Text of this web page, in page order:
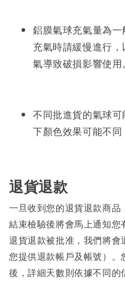
鋁膜氣球充氣量為
充氣時請緩慢進行
氣導致破損影響使用
不同批進貨的氣球
下顏色效果可能不
退貨退款
一旦收到您的退貨退款商
結束檢驗後將會馬上通知
退貨退款被批准，我們將
您提供退款帳戶及帳號）。
後，詳細天數則依據不同的